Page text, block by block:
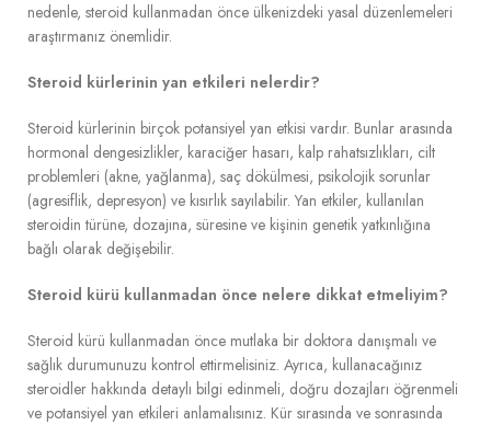
nedenle, steroid kullanmadan önce ülkenizdeki yasal düzenlemeleri
araştırmanız önemlidir.
Steroid kürlerinin yan etkileri nelerdir?
Steroid kürlerinin birçok potansiyel yan etkisi vardır. Bunlar arasında
hormonal dengesizlikler, karaciğer hasarı, kalp rahatsızlıkları, cilt
problemleri (akne, yağlanma), saç dökülmesi, psikolojik sorunlar
(agresiflik, depresyon) ve kısırlık sayılabilir. Yan etkiler, kullanılan
steroidin türüne, dozajına, süresine ve kişinin genetik yatkınlığına
bağlı olarak değişebilir.
Steroid kürü kullanmadan önce nelere dikkat etmeliyim?
Steroid kürü kullanmadan önce mutlaka bir doktora danışmalı ve
sağlık durumunuzu kontrol ettirmelisiniz. Ayrıca, kullanacağınız
steroidler hakkında detaylı bilgi edinmeli, doğru dozajları öğrenmeli
ve potansiyel yan etkileri anlamalısınız. Kür sırasında ve sonrasında